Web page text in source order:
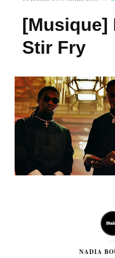
[Musique]
Stir Fry
NADIA